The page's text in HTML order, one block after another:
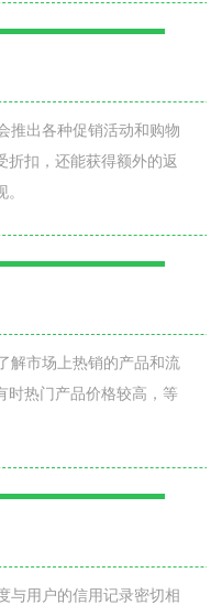
推出各种促销活动和购物
折扣，还能获得额外的返
解市场上热销的产品和流
时热门产品价格较高，等
与用户的信用记录密切相